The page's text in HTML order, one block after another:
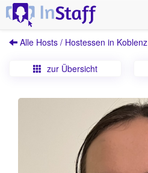
Alle Hosts / Hostessen in Koblenz
zur Übersicht